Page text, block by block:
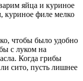
яйца и куриное
куриное филе мелко
чтобы было удобно
с луком на
Когда грибы
сито, пусть лишнее